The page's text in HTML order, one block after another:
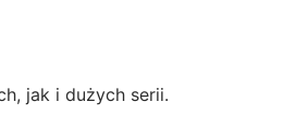
jak i dużych serii.